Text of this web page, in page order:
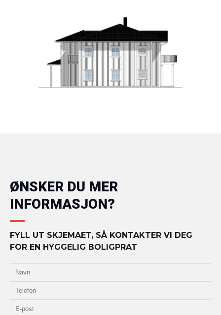
ØNSKER DU MER
INFORMASJON?
FYLL UT SKJEMAET, SÅ KONTAKTER VI DEG
FOR EN HYGGELIG BOLIGPRAT